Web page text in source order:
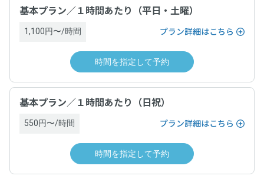
基本プラン／１時間あたり（平日・土曜）
1,100円〜/時間 プラン詳細はこちら
時間を指定して予約
基本プラン／１時間あたり（日祝）
550円〜/時間 プラン詳細はこちら
時間を指定して予約